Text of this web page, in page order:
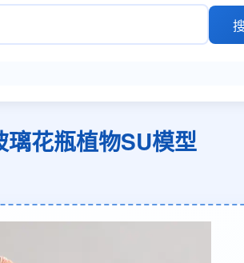
璃花瓶植物SU模型